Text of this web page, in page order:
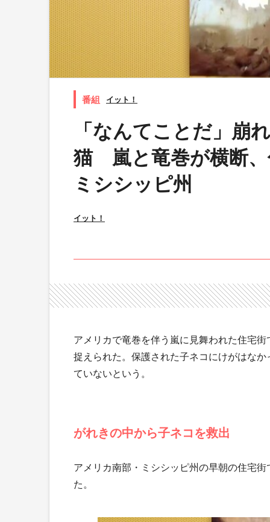
イット！
「なんてことだ」崩
猫 嵐と竜巻が横断
ミシシッピ州
イット！
アメリカで竜巻を伴う嵐に見舞われた住宅
捉えられた。保護された子ネコにけがはな
ていないという。
がれきの中から子ネコを救出
アメリカ南部・ミシシッピ州の早朝の住宅
た。